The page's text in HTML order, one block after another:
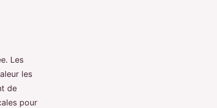
Les
les
de
pour